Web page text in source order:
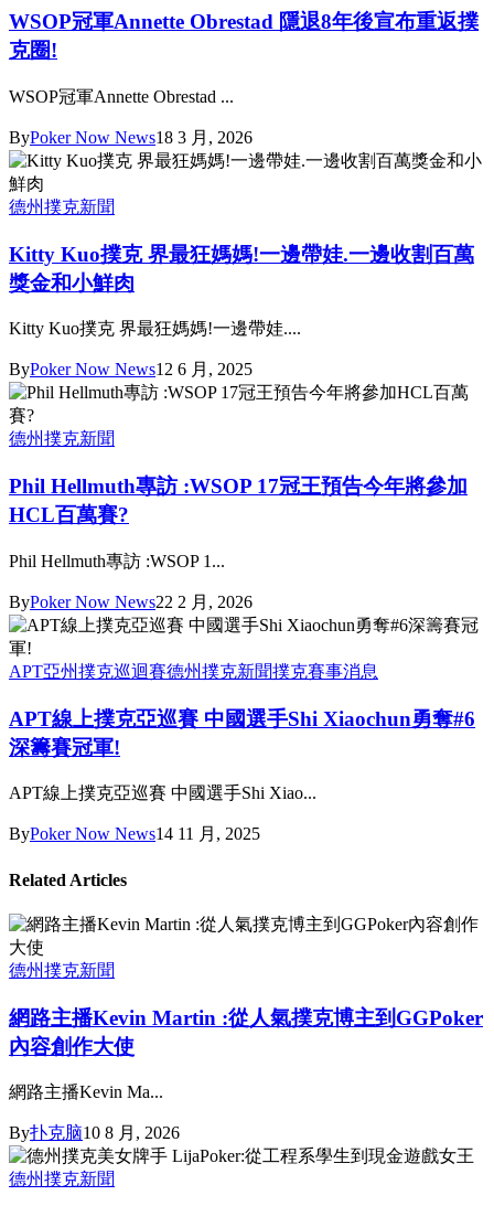
WSOP冠軍Annette Obrestad 隱退8年後宣布重返撲
克圈!
WSOP冠軍Annette Obrestad ...
ByPoker Now News18 3 月, 2026
德州撲克新聞
Kitty Kuo撲克 界最狂媽媽!一邊帶娃.一邊收割百萬
獎金和小鮮肉
Kitty Kuo撲克 界最狂媽媽!一邊帶娃....
ByPoker Now News12 6 月, 2025
德州撲克新聞
Phil Hellmuth專訪 :WSOP 17冠王預告今年將參加
HCL百萬賽?
Phil Hellmuth專訪 :WSOP 1...
ByPoker Now News22 2 月, 2026
APT亞州撲克巡迴賽德州撲克新聞撲克賽事消息
APT線上撲克亞巡賽 中國選手Shi Xiaochun勇奪#6
深籌賽冠軍!
APT線上撲克亞巡賽 中國選手Shi Xiao...
ByPoker Now News14 11 月, 2025
Related Articles
德州撲克新聞
網路主播Kevin Martin :從人氣撲克博主到GGPoker
內容創作大使
網路主播Kevin Ma...
By扑克脑10 8 月, 2026
德州撲克新聞